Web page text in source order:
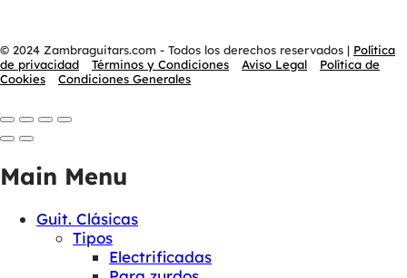
© 2024 Zambraguitars.com - Todos los derechos reservados | Política
de privacidad
Términos y Condiciones Aviso Legal
Política de
Cookies
Condiciones Generales
Main Menu
Guit. Clásicas
Tipos
Electrificadas